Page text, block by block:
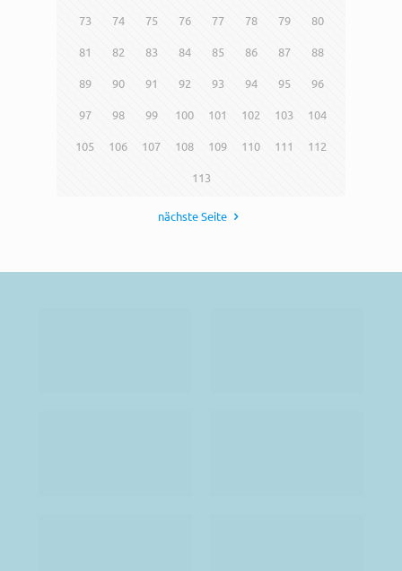
73 74 75 76 77 78 79 80
81 82 83 84 85 86 87 88
89 90 91 92 93 94 95 96
97 98 99 100 101 102 103 104
105 106 107 108 109 110 111 112
113
nächste Seite